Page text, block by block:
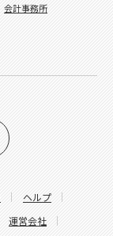
ヘルプ
運営会社
会計事務所